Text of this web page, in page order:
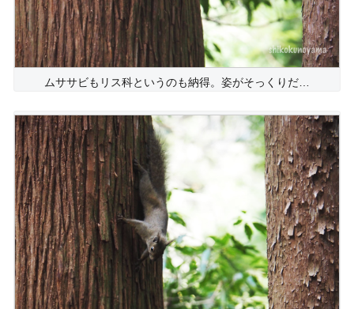
ムササビもリス科というのも納得。姿がそっくりだ…